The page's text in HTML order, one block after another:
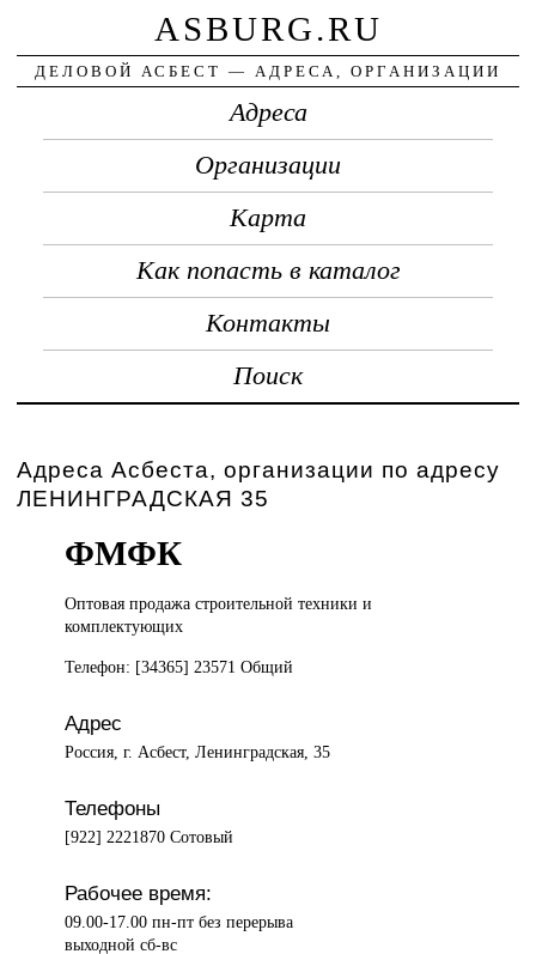
ASBURG.RU
ДЕЛОВОЙ АСБЕСТ — АДРЕСА, ОРГАНИЗАЦИИ
Адреса
Организации
Карта
Как попасть в каталог
Контакты
Поиск
Адреса Асбеста, организации по адресу
ЛЕНИНГРАДСКАЯ 35
ФМФК
Оптовая продажастроительной техники и
комплектующих
Телефон: [34365] 23571 Общий
Адрес
Россия, г. Асбест, Ленинградская, 35
Телефоны
[922] 2221870 Сотовый
Рабочее время:
09.00-17.00 пн-пт без перерыва
выходной сб-вс